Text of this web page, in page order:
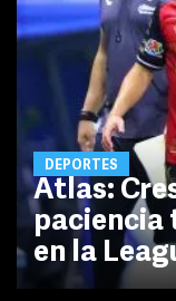
DEPORTES
Atlas:
paciencia
en la